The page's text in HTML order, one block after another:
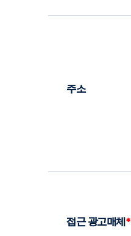
주소
접근 광고매체*